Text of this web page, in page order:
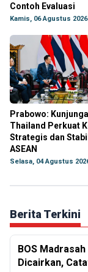
Contoh Evaluasi
Kamis, 06 Agustus 2026
Prabowo:
Thailand Perkuat
Strategis dan
ASEAN
Selasa, 04 Agustus
Berita Terkini
BOS
Dicairkan,